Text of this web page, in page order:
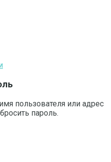
пользователя или адрес
пароль.